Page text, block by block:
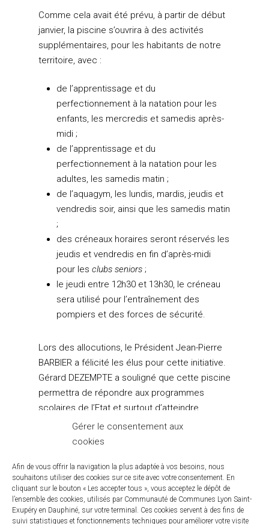
Gérer le consentement aux
cookies
Afin de vous offrir la navigation la plus adaptée à vos besoins, nous
souhaitons utiliser des cookies sur ce site avec votre consentement. En
cliquant sur le bouton « Les accepter tous », vous acceptez le dépôt de
l’ensemble des cookies, utilisés par Communauté de Communes Lyon Saint-
Exupéry en Dauphiné, sur votre terminal. Ces cookies servent à des fins de
suivi statistiques et fonctionnements techniques pour améliorer votre visite
Comme cela avait été prévu, à partir de début
janvier, la piscine s’ouvrira à des activités
supplémentaires, pour les habitants de notre
territoire, avec :
de l’apprentissage et du
perfectionnement à la natation pour les
enfants, les mercredis et samedis après-
midi ;
de l’apprentissage et du
perfectionnement à la natation pour les
adultes, les samedis matin ;
de l’aquagym, les lundis, mardis, jeudis et
vendredis soir, ainsi que les samedis matin
;
des créneaux horaires seront réservés les
jeudis et vendredis en fin d’après-midi
pour les clubs seniors ;
le jeudi entre 12h30 et 13h30, le créneau
sera utilisé pour l’entraînement des
pompiers et des forces de sécurité.
Lors des allocutions, le Président Jean-Pierre
BARBIER a félicité les élus pour cette initiative.
Gérard DEZEMPTE a souligné que cette piscine
permettra de répondre aux programmes
scolaires de l’Etat et surtout d’atteindre
l’objectif permettant à tous les enfants de
notre territoire, de “savoir nager”. Il a
disposition du public, et qu’il lui souhaite une
longue vie au service de nos habitants.